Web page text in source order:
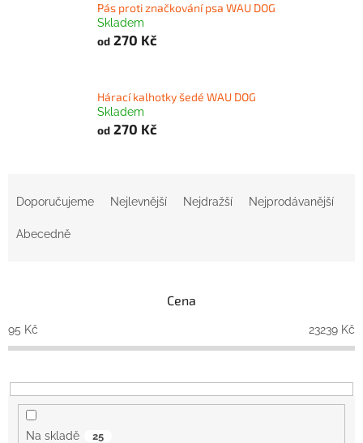
Pás proti značkování psa WAU DOG
Skladem
od 270 Kč
Hárací kalhotky šedé WAU DOG
Skladem
od 270 Kč
o
d
k
t
Doporučujeme Nejlevnější Nejdražší Nejprodávanější
Abecedně
Cena
95 Kč 23239 Kč
Na skladě 25